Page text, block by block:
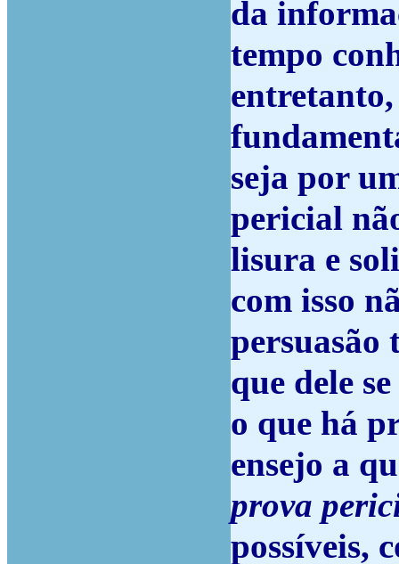
da
tempo
seja por
pericial
lisura e
com isso
persuasão
que dele
o que há
ensejo a
prova
possíveis,